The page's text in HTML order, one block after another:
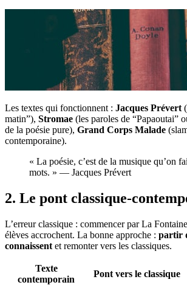
Les textes qui fonctionnent : Jacques Prévert
matin”), Stromae (les paroles de “Papaoutai”
de la poésie pure), Grand Corps Malade
contemporaine).
« La poésie, c’est de la musique qu’on
mots. » — Jacques Prévert
2. Le pont classique-
L’erreur classique : commencer par La
élèves accrochent. La bonne approche : partir
connaissent et remonter vers les classiques.
Texte
contemporain
Pont vers le classique